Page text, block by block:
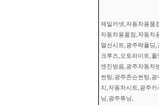
제일카넷,자동차용품
자동차용품점,자동차
열선시트,광주락폴딩
크루즈,오토라이트,
엔진방음,광주자동차
썬팅,광주존슨썬팅,
지,자동차시트,광주
닝,광주튜닝,